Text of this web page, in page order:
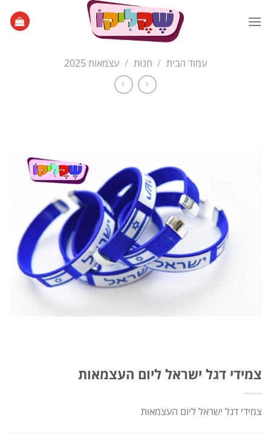
עמוד הבית / חנות / עצמאות 2025
צמידי דגל ישראל ליום העצמאות
צמידי דגל ישראל ליום העצמאות